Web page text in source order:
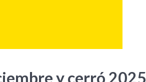
y cerró 2025